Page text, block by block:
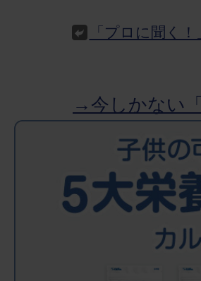
「プロに聞く
→今しかない